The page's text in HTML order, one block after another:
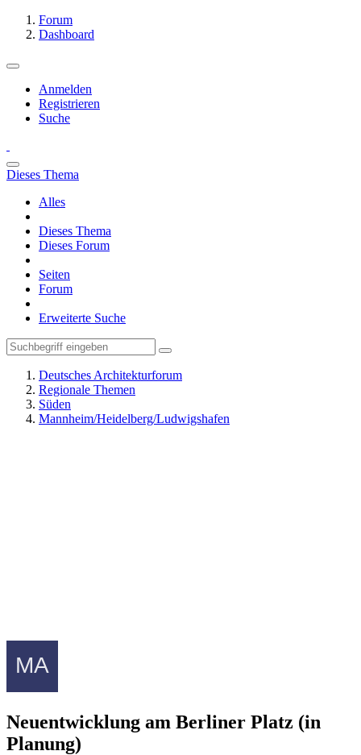
Forum
Dashboard
Anmelden
Registrieren
Suche
Dieses Thema
Alles
Dieses Thema
Dieses Forum
Seiten
Forum
Erweiterte Suche
Deutsches Architekturforum
Regionale Themen
Süden
Mannheim/Heidelberg/Ludwigshafen
Neuentwicklung am Berliner Platz (in
Planung)